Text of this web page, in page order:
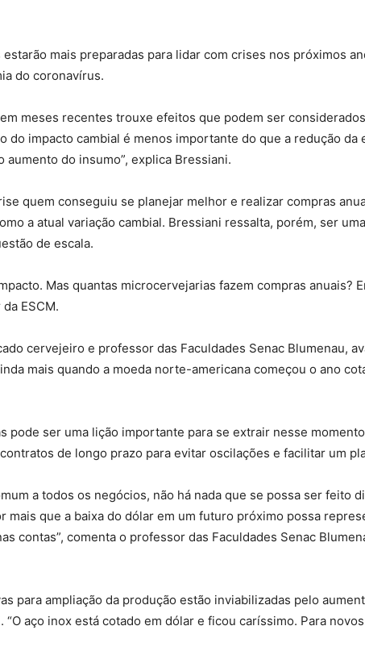
mais preparadas para lidar com crises nos próximos
do coronavírus.
meses recentes trouxe efeitos que podem ser
do impacto cambial é menos importante do que a redução da
do insumo”, explica Bressiani.
quem conseguiu se planejar melhor e realizar compras
a atual variação cambial. Bressiani ressalta, porém, ser
de escala.
Mas quantas microcervejarias fazem compras anuais?
ESCM.
cervejeiro e professor das Faculdades Senac Blumenau,
mais quando a moeda norte-americana começou o ano
pode ser uma lição importante para se extrair nesse
de longo prazo para evitar oscilações e facilitar um
a todos os negócios, não há nada que se possa ser feito
que a baixa do dólar em um futuro próximo possa
contas”, comenta o professor das Faculdades Senac
para ampliação da produção estão inviabilizadas pelo
aço inox está cotado em dólar e ficou caríssimo. Para